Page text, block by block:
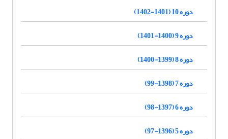
دوره 10 (1401-1402)
دوره 9 (1400-1401)
دوره 8 (1399-1400)
دوره 7 (1398-99)
دوره 6 (1397-98)
دوره 5 (1396-97)